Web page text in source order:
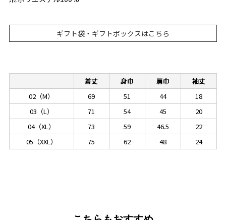
ギフト袋・ギフトボックスはこちら
着丈 身巾 肩巾
袖丈
02（M）
69 51 44
18
03（L）
71 54 45
20
04（XL）
73 59 46.5
22
05（XXL）
75 62 48 24